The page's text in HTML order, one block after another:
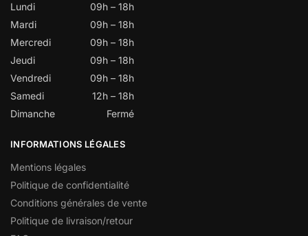
Lundi
09h – 18h
Mardi
09h – 18h
Mercredi
09h – 18h
Jeudi
09h – 18h
Vendredi
09h – 18h
Samedi
12h – 18h
Dimanche
Fermé
INFORMATIONS LÉGALES
Mentions légales
Politique de confidentialité
Conditions générales de vente
Politique de livraison/retour